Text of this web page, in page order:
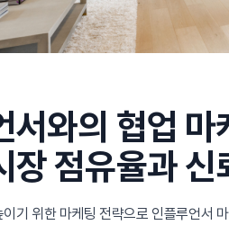
서와의 협업
점유율과 신
기 위한 마케팅 전략으로 인플루언서